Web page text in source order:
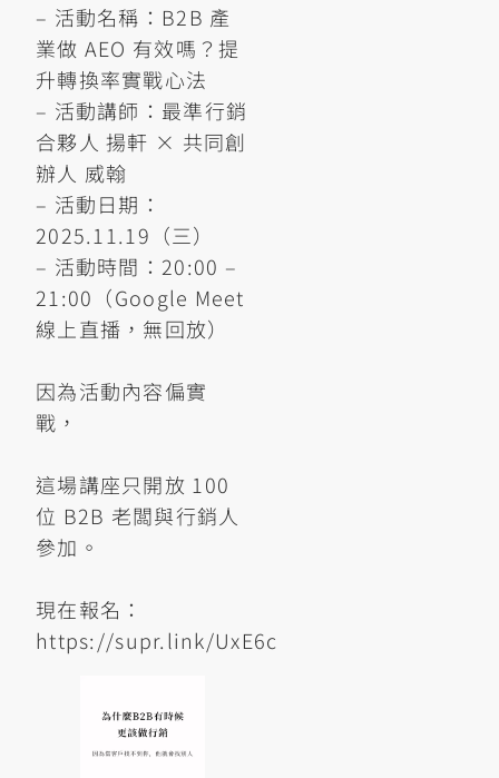
– 活動名稱：B2B 產
業做 AEO 有效嗎？提
升轉換率實戰心法
– 活動講師：最準行銷
合夥人 揚軒 × 共同創
辦人 威翰
– 活動日期：
2025.11.19（三）
– 活動時間：20:00 –
21:00（Google Meet
線上直播，無回放）
因為活動內容偏實
戰，
這場講座只開放 100
位 B2B 老闆與行銷人
參加。
現在報名：
https://supr.link/UxE6c